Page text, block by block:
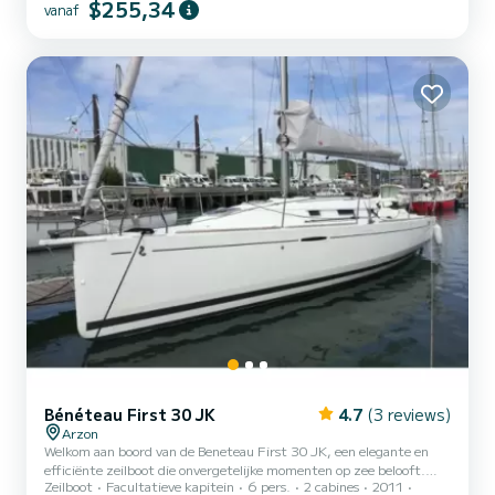
prachtige wandelingen met familie of vrienden. Het heeft 3
iedereen kan er gezellig samen eten dankzij de keuk...
vanaf $255,34
Bénéteau First 30 JK 4.7 (3 reviews)
Arzon
Welkom aan boord van de Beneteau First 30 JK, een elegante en
efficiënte zeilboot die onvergetelijke momenten op zee belooft.
Met een capaciteit voor 6 personen biedt deze boot royale ruimte
Zeilboot Facultatieve kapitein 6 pers. 2 cabines
2011